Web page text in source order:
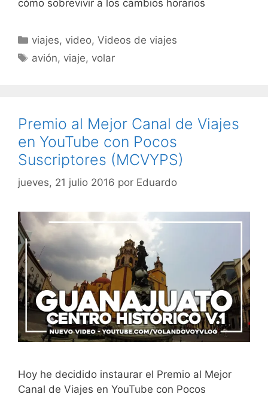
cómo sobrevivir a los cambios horarios
Categorías
viajes, video,Videos de viajes
Etiquetas
avión, viaje, volar
Premio al Mejor Canal de Viajes
en YouTube con Pocos
Suscriptores (MCVYPS)
jueves, 21 julio 2016 por Eduardo
Hoy he decidido instaurar el Premio al Mejor
Canal de Viajes en YouTube con Pocos